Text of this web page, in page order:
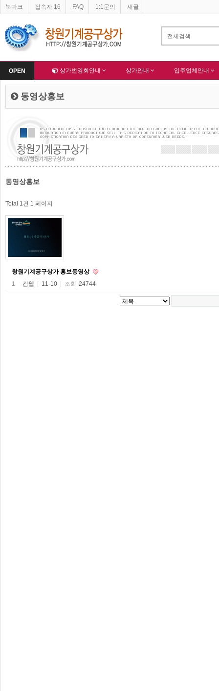
OPEN
북마크 접속자 16 FAQ 1:1문의 새글
이버 등록완료 - 알림 한국종합산업(주) 회원님 가입을 축하드립니다 !
Home 상가번영회안내 상가안내 입주업체안내
동영상홍보
동영상홍보
Total 1건 1 페이지
창원기계공구상가 홍보동영상
1
컴웹 11-10 조회 24744